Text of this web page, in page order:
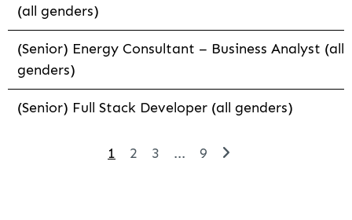
(all genders)
(Senior) Energy Consultant – Business Analyst (all
genders)
(Senior) Full Stack Developer (all genders)
1 2 3 ... 9